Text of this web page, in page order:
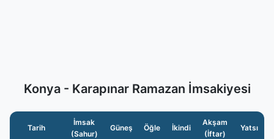
Konya - Karapınar Ramazan İmsakiyesi
Tarih
İmsak
(Sahur)
Güneş Öğle İkindi
Akşam
(İftar)
Yatsı